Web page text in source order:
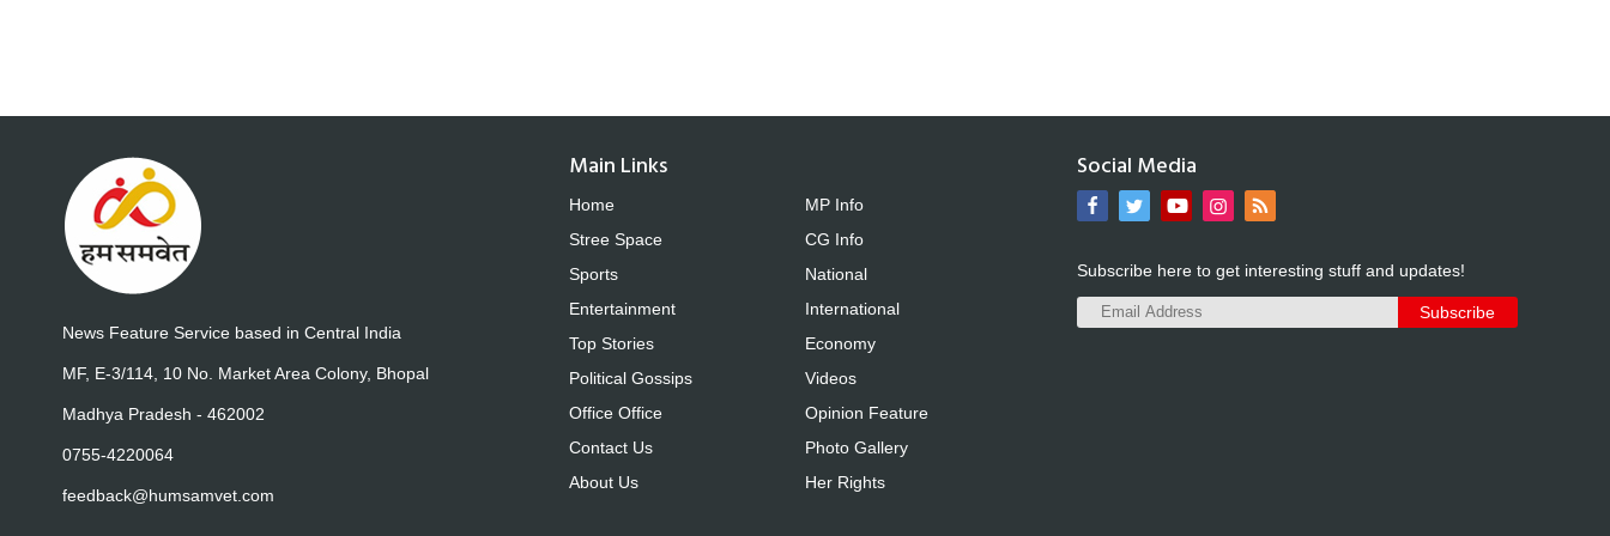
News Feature Service based in Central India
MF, E-3/114, 10 No. Market Area Colony, Bhopal
Madhya Pradesh - 462002
0755-4220064
feedback@humsamvet.com
Main Links
Home
Stree Space
Sports
Entertainment
Top Stories
Political Gossips
Office Office
Contact Us
About Us
MP Info
CG Info
National
International
Economy
Videos
Opinion Feature
Photo Gallery
Her Rights
Social Media
Subscribe here to get interesting stuff and updates!